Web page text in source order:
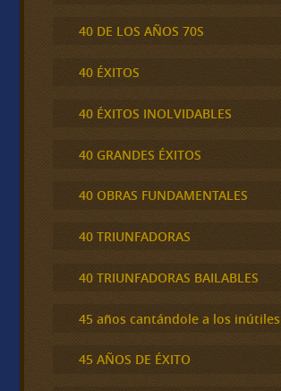
40 DE LOS AÑOS 70S
40 ÉXITOS
40 ÉXITOS INOLVIDABLES
40 GRANDES ÉXITOS
40 OBRAS FUNDAMENTALES
40 TRIUNFADORAS
40 TRIUNFADORAS BAILABLES
45 años cantándole a los inútiles
45 AÑOS DE ÉXITO